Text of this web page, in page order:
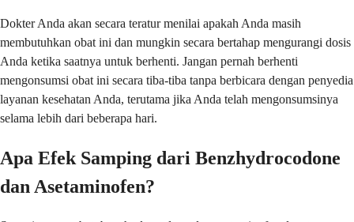
Dokter Anda akan secara teratur menilai apakah Anda masih
membutuhkan obat ini dan mungkin secara bertahap mengurangi dosis
Anda ketika saatnya untuk berhenti. Jangan pernah berhenti
mengonsumsi obat ini secara tiba-tiba tanpa berbicara dengan penyedia
layanan kesehatan Anda, terutama jika Anda telah mengonsumsinya
selama lebih dari beberapa hari.
Apa Efek Samping dari Benzhydrocodone
dan Asetaminofen?